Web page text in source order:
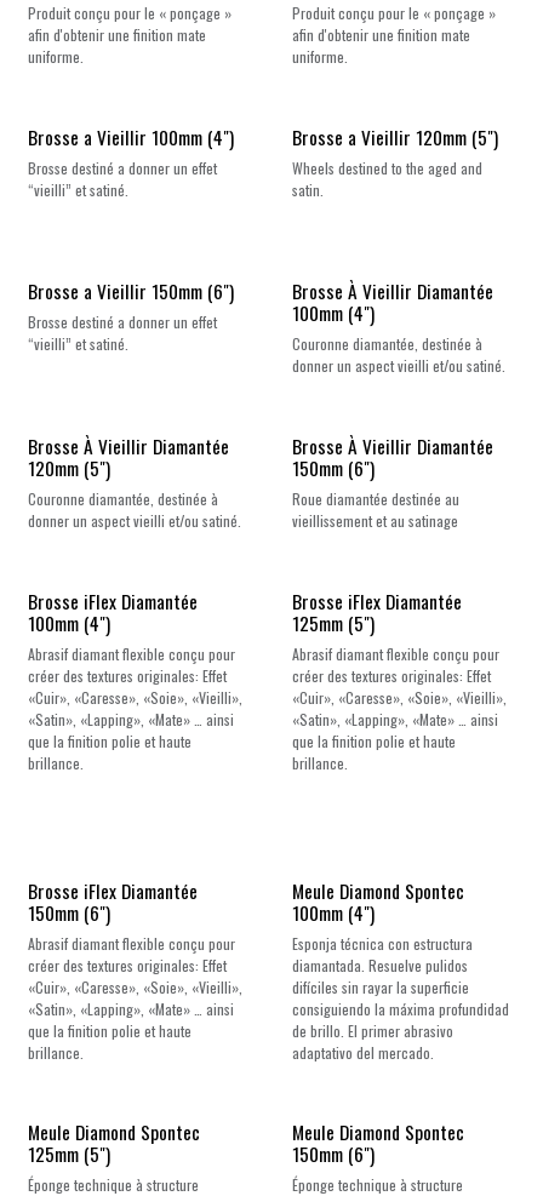
Produit conçu pour le « ponçage »
afin d'obtenir une finition mate
uniforme.
Produit conçu pour le « ponçage »
afin d'obtenir une finition mate
uniforme.
Brosse a Vieillir 100mm (4")
Brosse destiné a donner un effet
“vieilli” et satiné.
Brosse a Vieillir 120mm (5")
Wheels destined to the aged and
satin.
Brosse a Vieillir 150mm (6")
Brosse destiné a donner un effet
“vieilli” et satiné.
Brosse À Vieillir Diamantée
100mm (4")
Couronne diamantée, destinée à
donner un aspect vieilli et/ou satiné.
Brosse À Vieillir Diamantée
120mm (5")
Couronne diamantée, destinée à
donner un aspect vieilli et/ou satiné.
Brosse À Vieillir Diamantée
150mm (6")
Roue diamantée destinée au
vieillissement et au satinage
Brosse iFlex Diamantée
100mm (4")
Abrasif diamant flexible conçu pour
créer des textures originales: Effet
«Cuir», «Caresse», «Soie», «Vieilli»,
«Satin», «Lapping», «Mate» … ainsi
que la finition polie et haute
brillance.
Brosse iFlex Diamantée
125mm (5")
Abrasif diamant flexible conçu pour
créer des textures originales: Effet
«Cuir», «Caresse», «Soie», «Vieilli»,
«Satin», «Lapping», «Mate» … ainsi
que la finition polie et haute
brillance.
Brosse iFlex Diamantée
150mm (6")
Abrasif diamant flexible conçu pour
créer des textures originales: Effet
«Cuir», «Caresse», «Soie», «Vieilli»,
«Satin», «Lapping», «Mate» … ainsi
que la finition polie et haute
brillance.
Meule Diamond Spontec
100mm (4")
Esponja técnica con estructura
diamantada. Resuelve pulidos
difíciles sin rayar la superficie
consiguiendo la máxima profundidad
de brillo. El primer abrasivo
adaptativo del mercado.
Meule Diamond Spontec
125mm (5")
Éponge technique à structure
Meule Diamond Spontec
150mm (6")
Éponge technique à structure